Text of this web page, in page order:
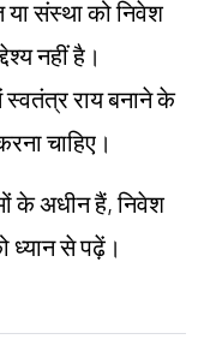
या संस्था को निवेश
नहीं है।
स्वतंत्र राय बनाने के
चाहिए।
के अधीन हैं, निवेश
ध्यान से पढ़ें।